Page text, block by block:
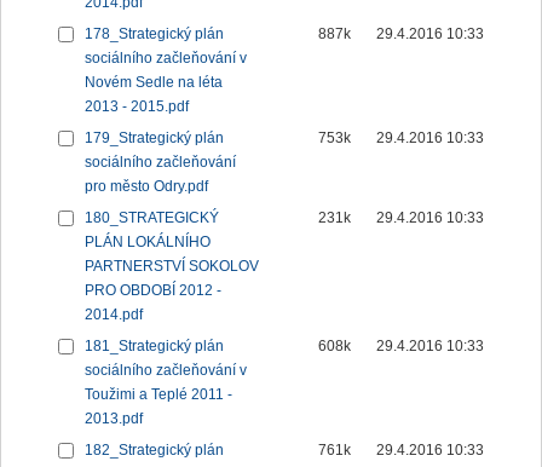
178_Strategický plán
sociálního začleňování v
Novém Sedle na léta
2013 - 2015.pdf
887k 29.4.2016 10:33
179_Strategický plán
sociálního začleňování
pro město Odry.pdf
753k 29.4.2016 10:33
180_STRATEGICKÝ
PLÁN LOKÁLNÍHO
PARTNERSTVÍ SOKOLOV
PRO OBDOBÍ 2012 -
2014.pdf
231k 29.4.2016 10:33
181_Strategický plán
sociálního začleňování v
Toužimi a Teplé 2011 -
2013.pdf
608k 29.4.2016 10:33
182_Strategický plán
761k 29.4.2016 10:33